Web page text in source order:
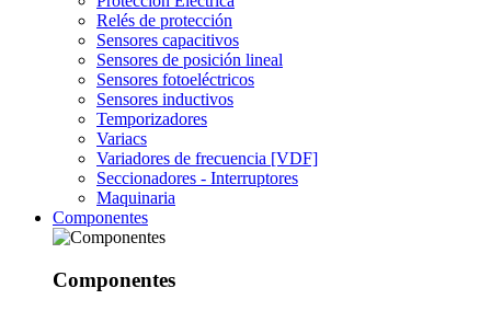
Relés de protección
Sensores capacitivos
Sensores de posición lineal
Sensores fotoeléctricos
Sensores inductivos
Temporizadores
Variacs
Variadores de frecuencia [VDF]
Seccionadores - Interruptores
Maquinaria
Componentes
Componentes